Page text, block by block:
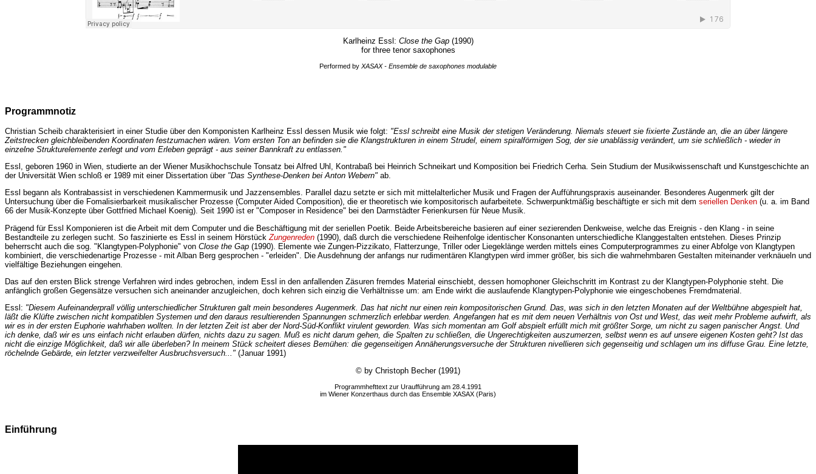
Karlheinz Essl: Close the Gap(1990)
for three tenor saxophones
Performed by XASAX - Ensemble de saxophones modulable
Programmnotiz
Christian Scheib charakterisiert in einer Studie über den Komponisten Karlheinz Essl dessen Musik wie folgt: "Essl schreibt eine Musik der stetigen Veränderung. Niemals steuert sie fixierte Zustände an, die an über längere
Zeitstrecken gleichbleibenden Koordinaten festzumachen wären. Vom ersten Ton an befinden sie die Klangstrukturen in einem Strudel, einem spiralförmigen Sog, der sie unablässig verändert, um sie schließlich - wieder in
einzelne Strukturelemente zerlegt und vom Erleben geprägt - aus seiner Bannkraft zu entlassen."
Essl, geboren 1960 in Wien, studierte an der Wiener Musikhochschule Tonsatz bei Alfred Uhl, Kontrabaß bei Heinrich Schneikart und Komposition bei Friedrich Cerha. Sein Studium der Musikwissenschaft und Kunstgeschichte an
der Universität Wien schloß er 1989 mit einer Dissertation über "Das Synthese-Denken bei Anton Webern" ab.
Essl begann als Kontrabassist in verschiedenen Kammermusik und Jazzensembles. Parallel dazu setzte er sich mit mittelalterlicher Musik und Fragen der Aufführungspraxis auseinander. Besonderes Augenmerk gilt der
Untersuchung über die Fomalisierbarkeit musikalischer Prozesse (Computer Aided Composition), die er theoretisch wie kompositorisch aufarbeitete. Schwerpunktmäßig beschäftigte er sich mit dem seriellen Denken (u. a. im Band
66 der Musik-Konzepte über Gottfried Michael Koenig). Seit 1990 ist er "Composer in Residence" bei den Darmstädter Ferienkursen für Neue Musik.
Prägend für Essl Komponieren ist die Arbeit mit dem Computer und die Beschäftigung mit der seriellen Poetik. Beide Arbeitsbereiche basieren auf einer sezierenden Denkweise, welche das Ereignis - den Klang - in seine
Bestandteile zu zerlegen sucht. So faszinierte es Essl in seinem Hörstück Zungenreden (1990), daß durch die verschiedene Reihenfolge identischer Konsonanten unterschiedliche Klanggestalten entstehen. Dieses Prinzip
beherrscht auch die sog. "Klangtypen-Polyphonie" von Close the Gap (1990). Elemente wie Zungen-Pizzikato, Flatterzunge, Triller oder Liegeklänge werden mittels eines Computerprogrammes zu einer Abfolge von Klangtypen
kombiniert, die verschiedenartige Prozesse - mit Alban Berg gesprochen - "erleiden". Die Ausdehnung der anfangs nur rudimentären Klangtypen wird immer größer, bis sich die wahrnehmbaren Gestalten miteinander verknäueln und
vielfältige Beziehungen eingehen.
Das auf den ersten Blick strenge Verfahren wird indes gebrochen, indem Essl in den anfallenden Zäsuren fremdes Material einschiebt, dessen homophoner Gleichschritt im Kontrast zu der Klangtypen-Polyphonie steht. Die
anfänglich großen Gegensätze versuchen sich aneinander anzugleichen, doch kehren sich einzig die Verhältnisse um: am Ende wirkt die auslaufende Klangtypen-Polyphonie wie eingeschobenes Fremdmaterial.
Essl: "Diesem Aufeinanderprall völlig unterschiedlicher Strukturen galt mein besonderes Augenmerk. Das hat nicht nur einen rein kompositorischen Grund. Das, was sich in den letzten Monaten auf der Weltbühne abgespielt hat,
läßt die Klüfte zwischen nicht kompatiblen Systemen und den daraus resultierenden Spannungen schmerzlich erlebbar werden. Angefangen hat es mit dem neuen Verhältnis von Ost und West, das weit mehr Probleme aufwirft, als
wir es in der ersten Euphorie wahrhaben wollten. In der letzten Zeit ist aber der Nord-Süd-Konflikt virulent geworden. Was sich momentan am Golf abspielt erfüllt mich mit größter Sorge, um nicht zu sagen panischer Angst. Und
ich denke, daß wir es uns einfach nicht erlauben dürfen, nichts dazu zu sagen. Muß es nicht darum gehen, die Spalten zu schließen, die Ungerechtigkeiten auszumerzen, selbst wenn es auf unsere eigenen Kosten geht? Ist das
nicht die einzige Möglichkeit, daß wir alle überleben? In meinem Stück scheitert dieses Bemühen: die gegenseitigen Annäherungsversuche der Strukturen nivellieren sich gegenseitig und schlagen um ins diffuse Grau. Eine letzte,
röchelnde Gebärde, ein letzter verzweifelter Ausbruchsversuch..." (Januar 1991)
© by Christoph Becher (1991)
Programmhefttext zur Uraufführung am 28.4.1991
im Wiener Konzerthaus durch das Ensemble XASAX (Paris)
Einführung